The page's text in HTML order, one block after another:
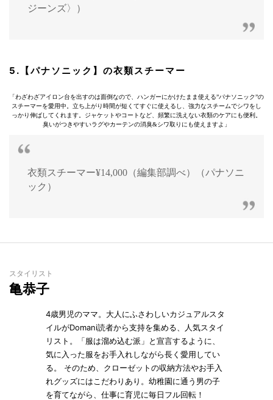
ジーンズ〉）
5.【パナソニック】の衣類スチーマー
「わざわざアイロン台を出すのは面倒なので、ハンガーにかけたまま使える”パナソニック”の
スチーマーを愛用中。立ち上がり時間が短くてすぐに使えるし、強力なスチームでシワをし
っかり伸ばしてくれます。ジャケットやコートなど、頻繁に洗えない衣類のケアにも便利。
臭いがつきやすいラグやカーテンの消臭&シワ取りにも使えますよ」
衣類スチーマー¥14,000（編集部調べ）（パナソニ
ック）
スタイリスト
亀恭子
4歳男児のママ。大人にふさわしいカジュアルスタ
イルがDomani読者から支持を集める、人気スタイ
リスト。「服は溜め込む派」と宣言するように、
気に入った服をお手入れしながら長く愛用してい
る。 そのため、クローゼットの収納方法やお手入
れグッズにはこだわりあり。幼稚園に通う男の子
を育てながら、仕事に育児に毎日フル回転！